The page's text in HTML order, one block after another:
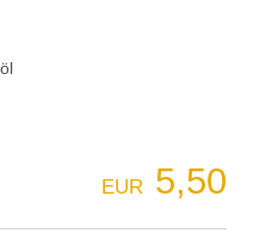
EUR 5,50